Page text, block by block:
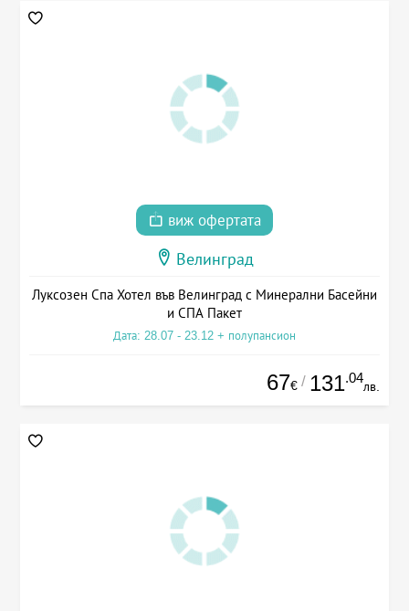
виж офертата
Велинград
Луксозен Спа Хотел във Велинград с Минерални Басейни
и СПА Пакет
Дата: 28.07 - 23.12 + полупансион
67€ / 131.04
лв.